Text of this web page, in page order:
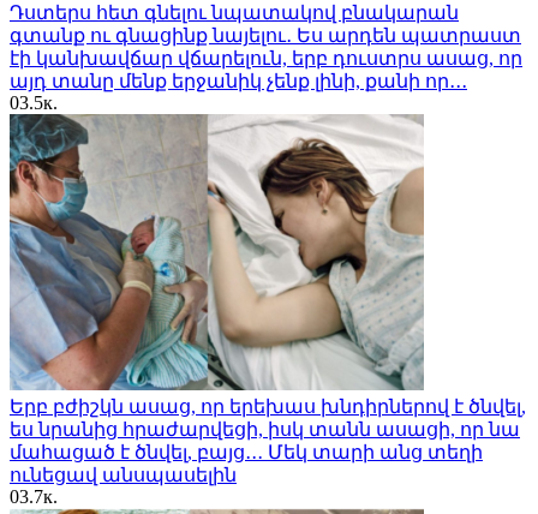
Դստերս հետ գնելու նպատակով բնակարան
գտանք ու գնացինք նայելու․ Ես արդեն պատրաստ
էի կանխավճար վճարելուն, երբ դուստրս ասաց, որ
այդ տանը մենք երջանիկ չենք լինի, քանի որ․․․
03.5к.
Երբ բժիշկն ասաց, որ երեխաս խնդիրներով է ծնվել,
ես նրանից հրաժարվեցի, իսկ տանն ասացի, որ նա
մահացած է ծնվել, բայց․․․ Մեկ տարի անց տեղի
ունեցավ անսպասելին
03.7к.